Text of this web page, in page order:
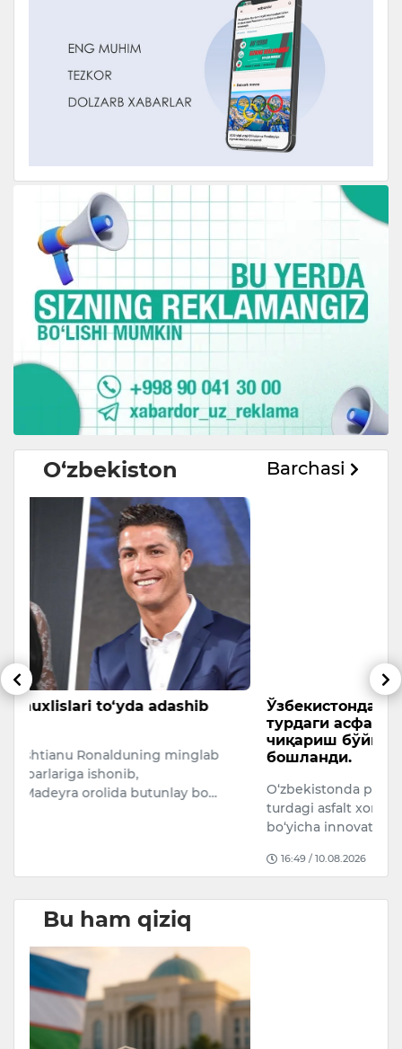
O‘zbekiston Barchasi
Ўзбекистонда пахта ғўзапоясидан янги
турдаги асфальт хомашёсини ишлаб
чиқариш бўйича инновацион лойиҳа
бошланди.
O‘zbekistonda paxta g‘o‘zapoyasidan yangi
turdagi asfalt xomashyosini ishlab chiqarish
bo‘yicha innovatsion loyiha boshlandi.
Bu ham qiziq